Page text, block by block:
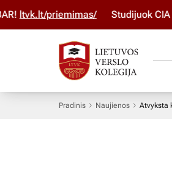
ltvk.lt/priemimas/ Studijuok ČIA ir
Pradinis Naujienos Atvyksta